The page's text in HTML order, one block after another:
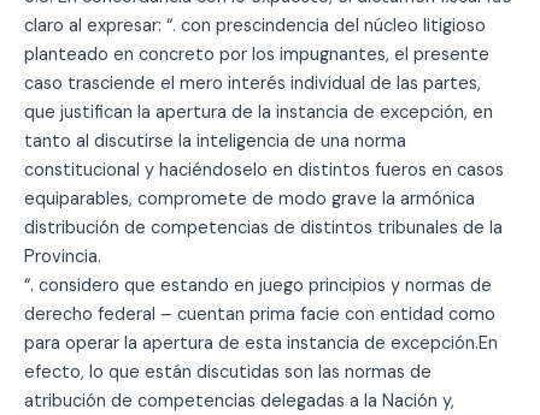
claro al expresar: “. con prescindencia del núcleo litigioso
planteado en concreto por los impugnantes, el presente
caso trasciende el mero interés individual de las partes,
que justifican la apertura de la instancia de excepción, en
tanto al discutirse la inteligencia de una norma
constitucional y haciéndoselo en distintos fueros en casos
equiparables, compromete de modo grave la armónica
distribución de competencias de distintos tribunales de la
Provincia.
“. considero que estando en juego principios y normas de
derecho federal – cuentan prima facie con entidad como
para operar la apertura de esta instancia de excepción.En
efecto, lo que están discutidas son las normas de
atribución de competencias delegadas a la Nación y,